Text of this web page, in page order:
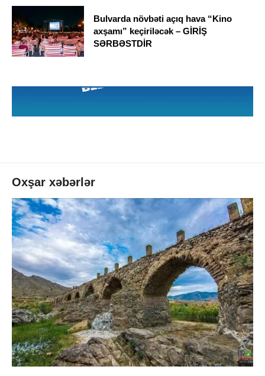
Bulvarda növbəti açıq hava “Kino
axşamı” keçiriləcək – GİRİŞ
SƏRBƏSTDİR
Oxşar xəbərlər